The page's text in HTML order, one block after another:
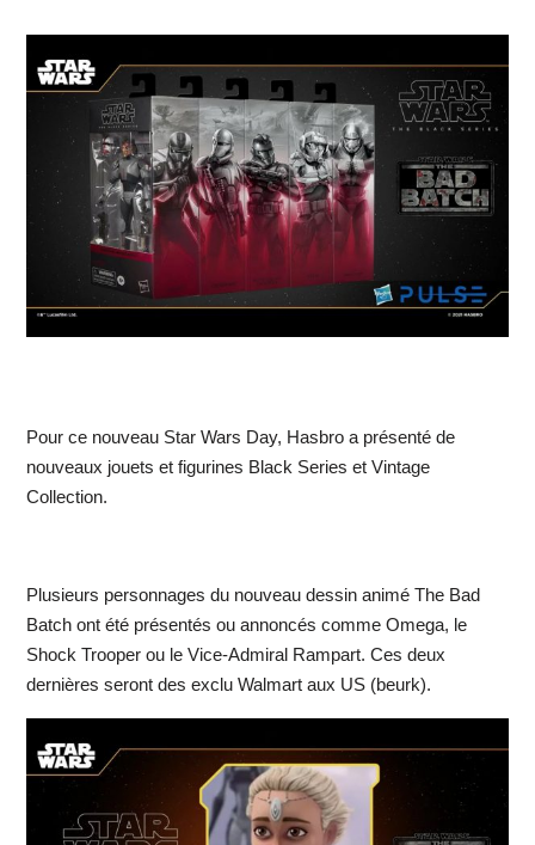
Pour ce nouveau Star Wars Day, Hasbro a présenté de
nouveaux jouets et figurines Black Series et Vintage
Collection.
Plusieurs personnages du nouveau dessin animé The Bad
Batch ont été présentés ou annoncés comme Omega, le
Shock Trooper ou le Vice-Admiral Rampart. Ces deux
dernières seront des exclu Walmart aux US (beurk).